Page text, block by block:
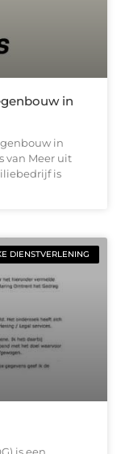
in
in
van Meer uit
is
DIENSTVERLENING